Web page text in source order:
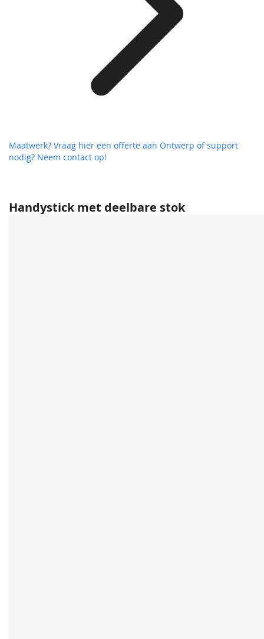
Handystick met deelbare stok
Maatwerk? Vraag hier een offerte aan Ontwerp of support
nodig? Neem contact op!